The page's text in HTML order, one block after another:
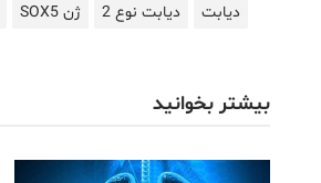
دیابت
دیابت نوع 2 ژن SOX5
بیشتر بخوانید